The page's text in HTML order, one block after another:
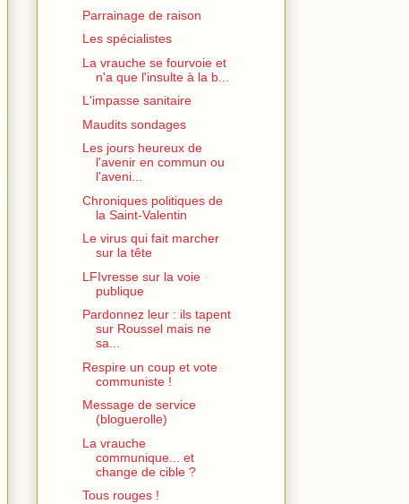
Parrainage de raison
Les spécialistes
La vrauche se fourvoie et
n'a que l'insulte à la b...
L'impasse sanitaire
Maudits sondages
Les jours heureux de
l'avenir en commun ou
l'aveni...
Chroniques politiques de
la Saint-Valentin
Le virus qui fait marcher
sur la tête
LFIvresse sur la voie
publique
Pardonnez leur : ils tapent
sur Roussel mais ne
sa...
Respire un coup et vote
communiste !
Message de service
(bloguerolle)
La vrauche
communique... et
change de cible ?
Tous rouges !